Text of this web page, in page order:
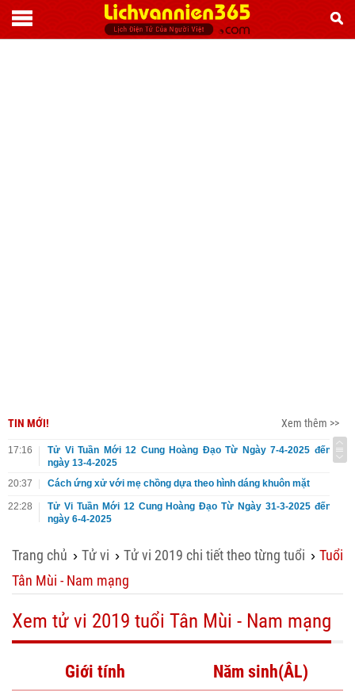
TIN MỚI! Xem thêm >>
17:16
Tử Vi Tuần Mới 12 Cung Hoàng Đạo Từ Ngày 7-4-2025 đến
ngày 13-4-2025
20:37
Cách ứng xử với mẹ chồng dựa theo hình dáng khuôn mặt
22:28
Tử Vi Tuần Mới 12 Cung Hoàng Đạo Từ Ngày 31-3-2025 đến
ngày 6-4-2025
Trang chủ › Tử vi › Tử vi 2019 chi tiết theo từng tuổi › Tuổi
Tân Mùi - Nam mạng
Xem tử vi 2019 tuổi Tân Mùi - Nam mạng
Giới tính Năm sinh(ÂL)